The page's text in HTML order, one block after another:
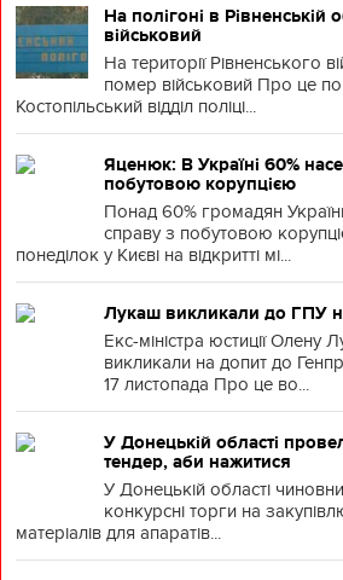
На полігоні в Рівненській
військовий
На території Рівненського
помер військовий Про це
Костопільський відділ поліці...
Яценюк: В Україні 60%
побутовою корупцією
Понад 60% громадян
справу з побутовою
понеділок у Києві на відкритті мі...
Лукаш викликали до ГПУ
Екс-міністра юстиції Олену
викликали на допит до
17 листопада Про це во...
У Донецькій області
тендер, аби нажитися
У Донецькій області
конкурсні торги на
матеріалів для апаратів...